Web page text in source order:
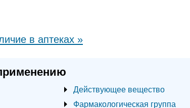
в аптеках »
Действующее вещество
Фармакологическая группа